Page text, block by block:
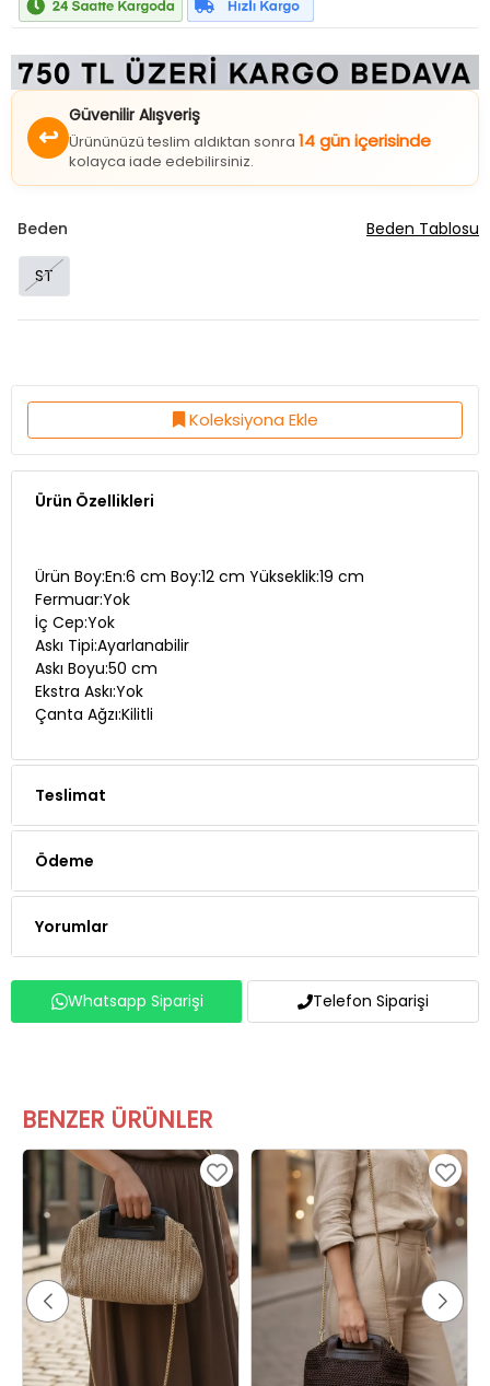
↩
Güvenilir Alışveriş
Ürününüzü teslim aldıktan sonra 14 gün içerisinde
kolayca iade edebilirsiniz.
Beden
ST
Beden Tablosu
Koleksiyona Ekle
Ürün Özellikleri
Ürün Boy:En:6 cm Boy:12 cm Yükseklik:19 cm
Fermuar:Yok
İç Cep:Yok
Askı Tipi:Ayarlanabilir
Askı Boyu:50 cm
Ekstra Askı:Yok
Çanta Ağzı:Kilitli
Teslimat
Ödeme
Yorumlar
Whatsapp Siparişi Telefon Siparişi
BENZER ÜRÜNLER